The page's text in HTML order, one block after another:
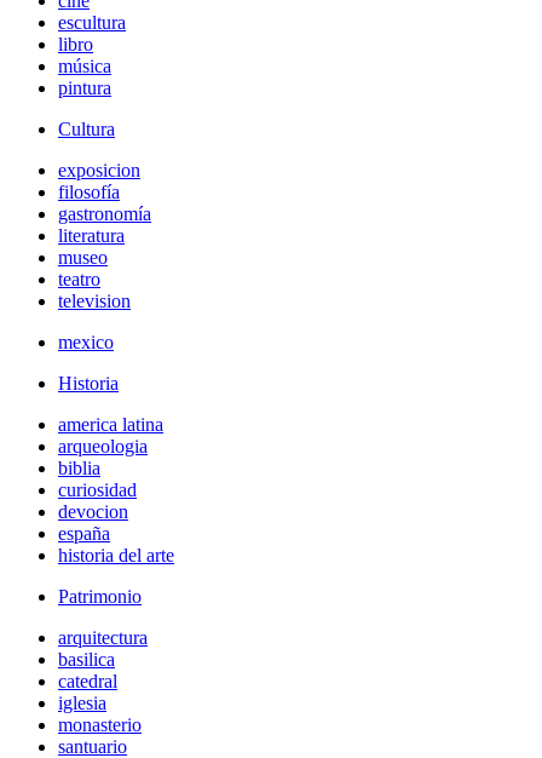
escultura
libro
música
pintura
Cultura
exposicion
filosofía
gastronomía
literatura
museo
teatro
television
mexico
Historia
america latina
arqueologia
biblia
curiosidad
devocion
españa
historia del arte
Patrimonio
arquitectura
basilica
catedral
iglesia
monasterio
santuario